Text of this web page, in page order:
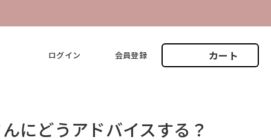
ログイン 会員登録 カート
にどうアドバイスする？